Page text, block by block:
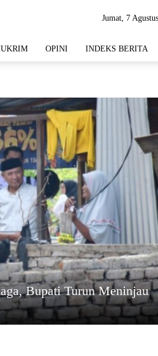
Jumat, 7
OPINI INDEKS BERITA
Bupati Turun Meninjau